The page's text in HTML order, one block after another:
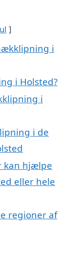
i
i Holsted?
i
i de
kan hjælpe
eller hele
regioner af